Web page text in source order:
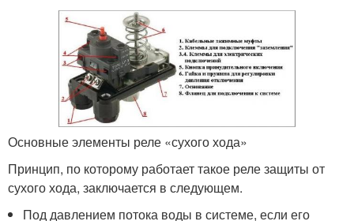
Основные элементы реле «сухого хода»
Принцип, по которому работает такое реле защиты от
сухого хода, заключается в следующем.
Под давлением потока воды в системе, если его